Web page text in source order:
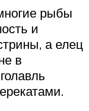
рыбы
и
а елец
в